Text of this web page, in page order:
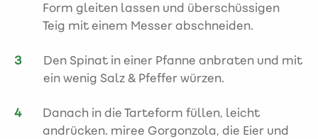
Form gleiten lassen und überschüssigen
Teig mit einem Messer abschneiden.
Den Spinat in einer Pfanne anbraten und mit
ein wenig Salz & Pfeffer würzen.
Danach in die Tarteform füllen, leicht
andrücken. miree Gorgonzola, die Eier und